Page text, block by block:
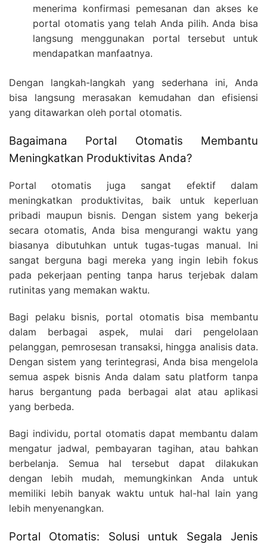
menerima konfirmasi pemesanan dan akses ke
portal otomatis yang telah Anda pilih. Anda bisa
langsung menggunakan portal tersebut untuk
mendapatkan manfaatnya.
Dengan langkah-langkah yang sederhana ini, Anda
bisa langsung merasakan kemudahan dan efisiensi
yang ditawarkan oleh portal otomatis.
Bagaimana Portal Otomatis Membantu
Meningkatkan Produktivitas Anda?
Portal otomatis juga sangat efektif dalam
meningkatkan produktivitas, baik untuk keperluan
pribadi maupun bisnis. Dengan sistem yang bekerja
secara otomatis, Anda bisa mengurangi waktu yang
biasanya dibutuhkan untuk tugas-tugas manual. Ini
sangat berguna bagi mereka yang ingin lebih fokus
pada pekerjaan penting tanpa harus terjebak dalam
rutinitas yang memakan waktu.
Bagi pelaku bisnis, portal otomatis bisa membantu
dalam berbagai aspek, mulai dari pengelolaan
pelanggan, pemrosesan transaksi, hingga analisis data.
Dengan sistem yang terintegrasi, Anda bisa mengelola
semua aspek bisnis Anda dalam satu platform tanpa
harus bergantung pada berbagai alat atau aplikasi
yang berbeda.
Bagi individu, portal otomatis dapat membantu dalam
mengatur jadwal, pembayaran tagihan, atau bahkan
berbelanja. Semua hal tersebut dapat dilakukan
dengan lebih mudah, memungkinkan Anda untuk
memiliki lebih banyak waktu untuk hal-hal lain yang
lebih menyenangkan.
Portal Otomatis: Solusi untuk Segala Jenis